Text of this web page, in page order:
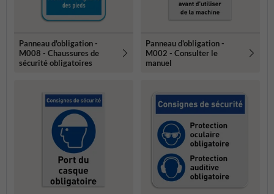
Panneau d'obligation -
M008 - Chaussures de
sécurité obligatoires
Panneau d'obligation -
M002 - Consulter le
manuel